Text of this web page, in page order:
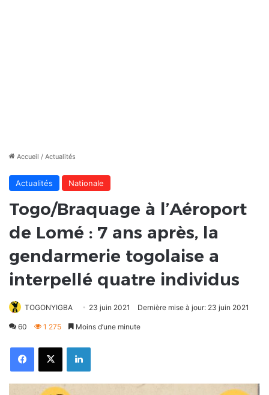
Accueil / Actualités
Actualités Nationale
Togo/Braquage à l’Aéroport
de Lomé : 7 ans après, la
gendarmerie togolaise a
interpellé quatre individus
TOGONYIGBA 23 juin 2021 Dernière mise à jour: 23 juin 2021
60 1 275 Moins d’une minute
FacebookX Linkedin